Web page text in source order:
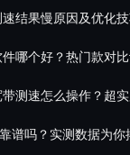
结果慢原因及优化
哪个好？热门款对
测速怎么操作？超
谱吗？实测数据为你